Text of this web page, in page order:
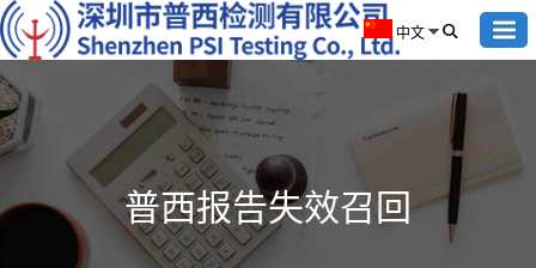
中文
普西报告失效召回